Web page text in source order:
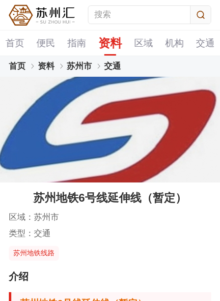
首页 便民 指南 资料 区域 机构 交通
首页 资料 苏州市 交通
苏州地铁6号线延伸线（暂定）
区域：苏州市
类型：交通
苏州地铁线路
介绍